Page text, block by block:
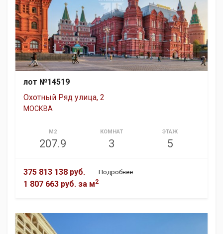
лот №14519
Охотный Ряд улица, 2
МОСКВА
М2
207.9
КОМНАТ
3
ЭТАЖ
5
375 813 138 руб.
1 807 663 руб. за м2
Подробнее